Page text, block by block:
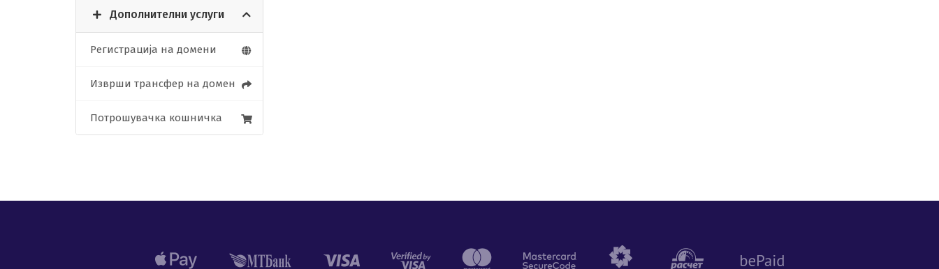
Дополнителни услуги
Регистрација на домени
Изврши трансфер на домен
Потрошувачка кошничка